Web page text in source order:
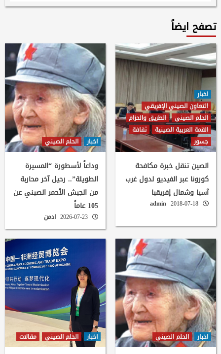
تصفح ايضاً
اخبار
التعاون الصيني الإفريقي
الحلم الصيني
الطريق والحزام
القمة العربية الصينية
ثقافة
جسور
الصين تنقل خبرة مكافحة
كورونا عبر الفيديو لدول غرب
آسيا وشمال إفريقيا
admin
اخبار الحلم الصيني
وداعاً لأسطورة “المسيرة
الطويلة”.. رحيل آخر محاربة
من الجيش الأحمر الصيني عن
105 عاماً
ادمن
اخبار الحلم الصيني اخبار الحلم الصيني مقالات